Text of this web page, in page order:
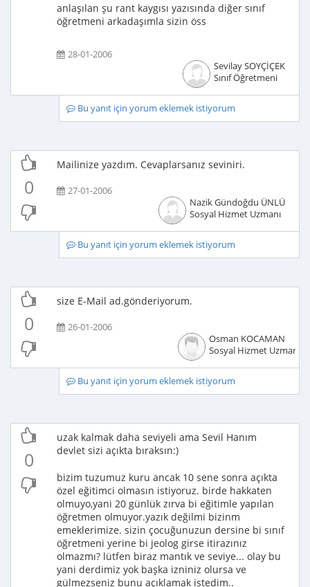
anlaşılan şu rant kaygısı yazısında diğer sınıf
öğretmeni arkadaşımla sizin öss
28-01-2006
Sevilay SOYÇİÇEK
Sınıf Öğretmeni
Bu yanıt için yorum eklemek istiyorum
0
Mailinize yazdım. Cevaplarsanız seviniri.
27-01-2006
Nazik Gündoğdu ÜNLÜ
Sosyal Hizmet Uzmanı
Bu yanıt için yorum eklemek istiyorum
0
size E-Mail ad.gönderiyorum.
26-01-2006
Osman KOCAMAN
Sosyal Hizmet Uzmanı
Bu yanıt için yorum eklemek istiyorum
0
uzak kalmak daha seviyeli ama Sevil Hanım
devlet sizi açıkta bıraksın:)
bizim tuzumuz kuru ancak 10 sene sonra açıkta
özel eğitimci olmasın istiyoruz. birde hakkaten
olmuyo,yani 20 günlük zırva bi eğitimle yapılan
öğretmen olmuyor.yazık değilmi bizinm
emeklerimize. sizin çocuğunuzun dersine bi sınıf
öğretmeni yerine bi jeolog girse itirazınız
olmazmı? lütfen biraz mantık ve seviye... olay bu
yani derdimiz yok başka izniniz olursa ve
gülmezseniz bunu açıklamak istedim..